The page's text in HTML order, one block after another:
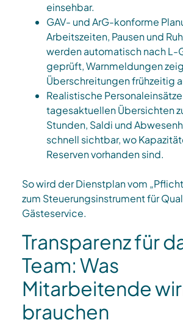
einsehbar.​
GAV- und ArG-konforme
Arbeitszeiten, Pausen und
werden automatisch nach L-
geprüft, Warnmeldungen
Überschreitungen frühzeitig
Realistische
tagesaktuellen Übersichten
Stunden, Saldi und
schnell sichtbar, wo
Reserven vorhanden sind.​
So wird der Dienstplan vom
zum Steuerungsinstrument für
Gästeservice.
Transparenz für
Team: Was
Mitarbeitende
brauchen